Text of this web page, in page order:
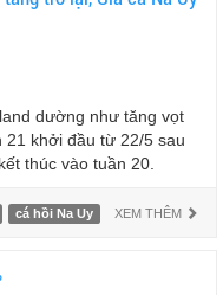
dường như tăng vọt
21 khởi đầu từ 22/5 sau
thúc vào tuần 20.
cá hồi Na Uy XEM THÊM